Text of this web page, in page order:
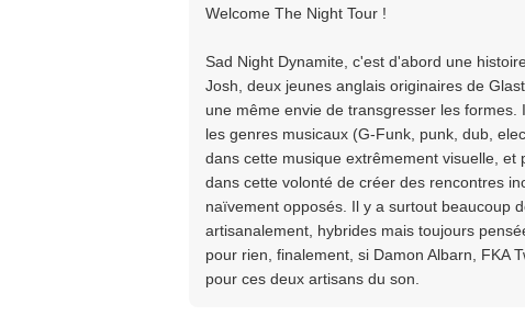
Welcome The Night Tour !
Sad Night Dynamite, c'est d'abord une
Josh, deux jeunes anglais originaires de
une même envie de transgresser les
les genres musicaux (G-Funk, punk, dub,
dans cette musique extrêmement visuelle,
dans cette volonté de créer des rencontres
naïvement opposés. Il y a surtout beaucoup
artisanalement, hybrides mais toujours
pour rien, finalement, si Damon Albarn, FKA
pour ces deux artisans du son.